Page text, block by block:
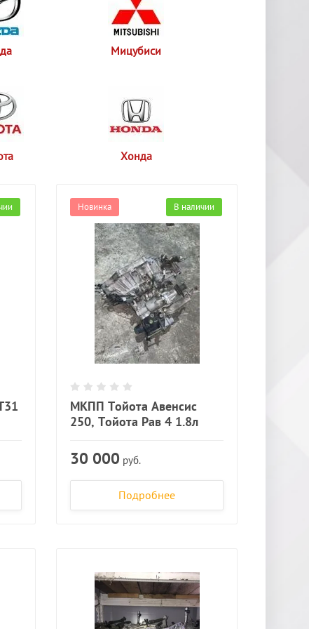
Мицубиси
Хонда
Новинка В наличии
МКПП Тойота Авенсис
250, Тойота Рав 4 1.8л
30 000 руб.
Подробнее